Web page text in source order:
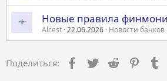
Новые правила
Alcest 22.06.2026 Новости банков
Поделиться: Facebook
Twitter Reddit